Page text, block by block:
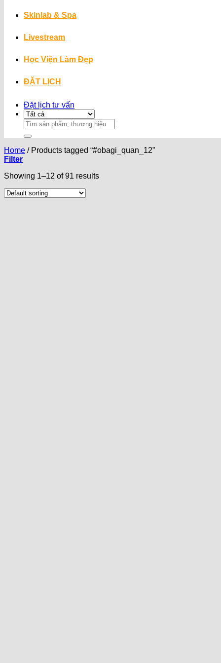
Skinlab & Spa
Livestream
Học Viện Làm Đẹp
ĐẶT LỊCH
Đặt lịch tư vấn
Search
for:
Home /Products tagged “#obagi_quan_12”
Filter
Showing 1–12 of 91 results